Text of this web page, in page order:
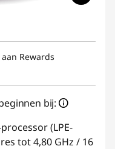
aan Rewards
bij:
(LPE-
tot 4,80 GHz / 16